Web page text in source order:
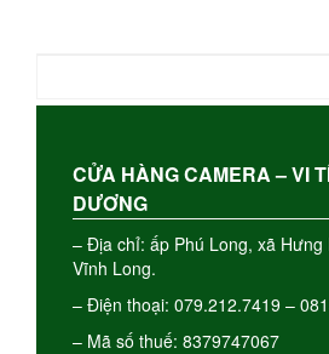
cho:
CỬA HÀNG CAMERA – VI
DƯƠNG
– Địa chỉ: ấp Phú Long, xã Hưng
Vĩnh Long.
– Điện thoại: 079.212.7419 –
– Mã số thuế: 8379747067